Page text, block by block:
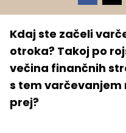
Kdaj ste začeli
otroka? Takoj po
večina finančnih
s tem varčevanjem
prej?